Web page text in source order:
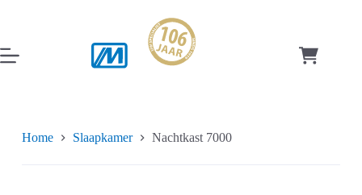
inhoud
Home Slaapkamer Nachtkast 7000